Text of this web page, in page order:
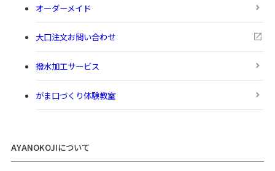
オーダーメイド
大口注文お問い合わせ
撥水加工サービス
がま口づくり体験教室
AYANOKOJIについて